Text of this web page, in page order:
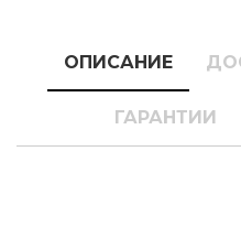
ОПИСАНИЕ
ГАРАНТИИ